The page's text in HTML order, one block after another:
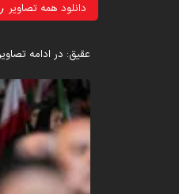
دانلود همه تصاویر
عقیق: در ادامه